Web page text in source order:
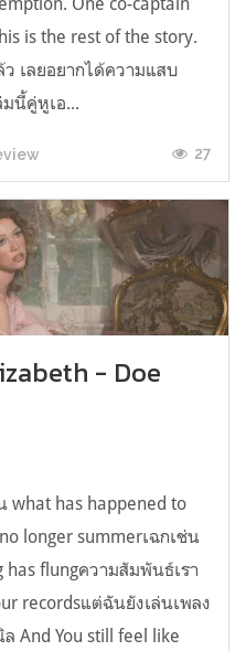
is the rest of the story.
เลยอยากได้ความแสบ
มนี้คู่หูเอ...
27
- Doe
what has happened to
longer summerเฉกเช่น
flungความสัมพันธ์เรา
recordsแต่ฉันยังเล่นเพลง
And You still feel like